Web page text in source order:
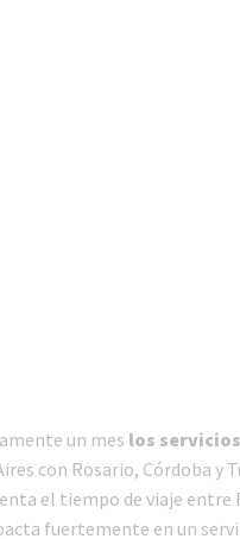
un mes los
con Rosario, Córdoba y
el tiempo de viaje
fuertemente en un